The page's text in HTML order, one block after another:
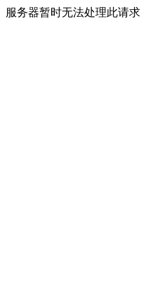
服务器暂时无法处理此请求